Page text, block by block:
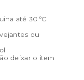
até 30 ºC
ou
deixar o item